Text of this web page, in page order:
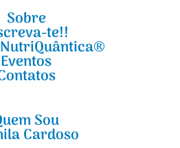
Sobre
te!!
Eventos
Sou
Cardoso